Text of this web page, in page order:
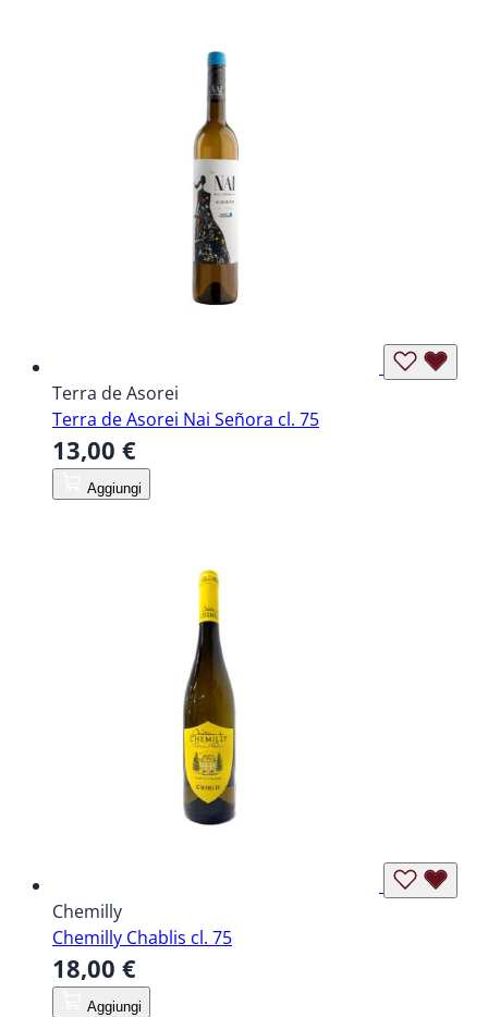
Terra de Asorei
Terra de Asorei Nai Señora cl. 75
13,00 €
Aggiungi
Chemilly
Chemilly Chablis cl. 75
18,00 €
Aggiungi